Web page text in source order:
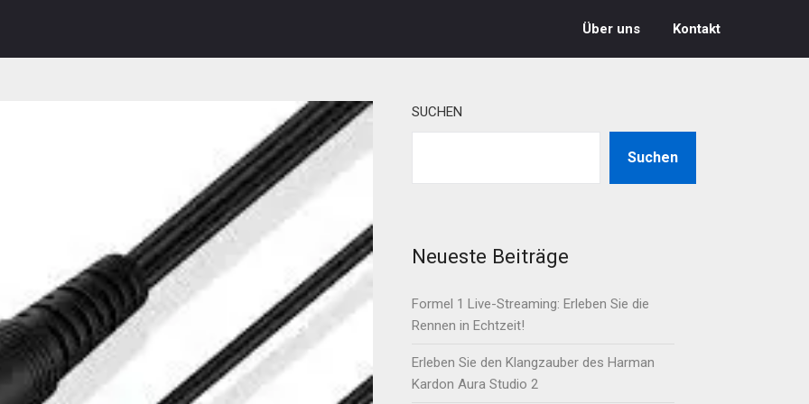
Über uns Kontakt
SUCHEN
Suchen
Neueste Beiträge
Formel 1 Live-Streaming: Erleben Sie die
Rennen in Echtzeit!
Erleben Sie den Klangzauber des Harman
Kardon Aura Studio 2